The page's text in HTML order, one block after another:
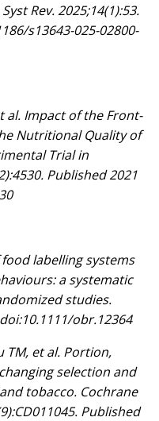
Rev. 2025;14(1):53.
s13643-025-02800-
al. Impact of the Front-
Nutritional Quality of
Trial in
Published 2021
labelling systems
a systematic
studies.
obr.12364
TM, et al. Portion,
selection and
tobacco. Cochrane
Published